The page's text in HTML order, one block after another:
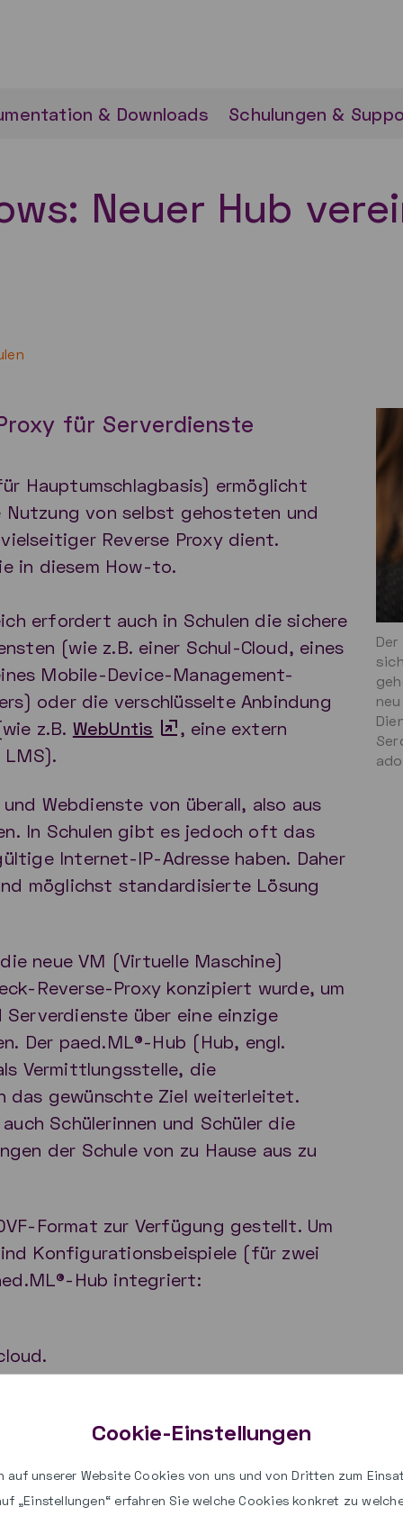
Cookie-Einstellungen
auf unserer Website Cookies von uns und von Dritten zum
„Einstellungen“ erfahren Sie welche Cookies konkret zu
& Downloads Schulungen &
Neuer Hub
für Serverdienste
Hauptumschlagbasis) ermöglicht
von selbst gehosteten und
Reverse Proxy dient.
in diesem How-to.
erfordert auch in Schulen die sichere
(wie z.B. einer Schul-Cloud, eines
Mobile-Device-Management-
oder die verschlüsselte Anbindung
z.B. WebUntis
, eine extern
Webdienste von überall, also aus
In Schulen gibt es jedoch oft das
Internet-IP-Adresse haben. Daher
möglichst standardisierte Lösung
neue VM (Virtuelle Maschine)
Reverse-Proxy konzipiert wurde, um
über eine einzige
Der paed.ML®-Hub (Hub, engl.
Vermittlungsstelle, die
das gewünschte Ziel weiterleitet.
Schülerinnen und Schüler die
der Schule von zu Hause aus zu
Format zur Verfügung gestellt. Um
Konfigurationsbeispiele (für zwei
Hub integriert:
Werkzeuge, um von der
ein gültiges SSL-Zertifikat ausstellen
bereitgestellten Anwendungen und
werden, indem die Verbindung
paed.ML®-Hub mit einem SSL-